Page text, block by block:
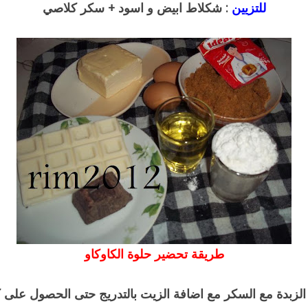
للتزيين: شكلاط ابيض و اسود + سكر كلاصي
طريقة تحضير حلوة الكاوكاو
مع السكر مع اضافة الزيت بالتدريج حتى الحصول